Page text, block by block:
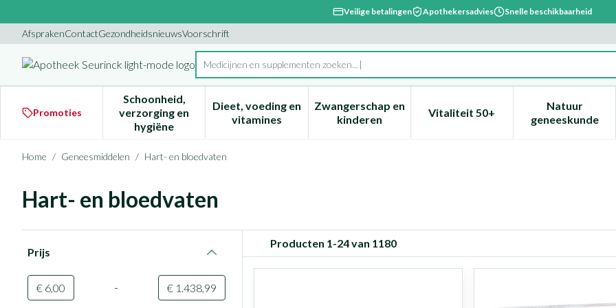
Veilige betalingen Apothekersadvies Snelle beschikbaarheid
AfsprakenContactGezondheidsnieuwsVoorschrift
Product, merk, categorie...
Promoties
Schoonheid,
verzorging en
hygiëne
Toon submenu voor Schoonheid, verzorging en hygiëne categorie
Dieet, voeding en
vitaminesToon submenu voor Dieet, voeding en vitamines categorie
Zwangerschap en
kinderenToon submenu voor Zwangerschap en kinderen
Vitaliteit 50+Toon submenu voor Vitaliteit
Natuur
geneeskunde
Toon
Home / Geneesmiddelen / Hart- en bloedvaten
Hart- en bloedvaten
Prijs
Minimumwaarde
€ 6,00 - Maximale waarde
€ 1.438,99
Producten 1-24van 1180